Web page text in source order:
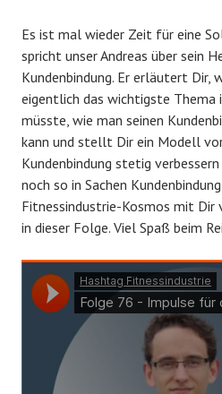
e
r
ö
f
f
e
n
t
l
i
o
n
A
B
e
c
h
l
e
r
Es ist mal wieder Zeit für eine
spricht unser Andreas über sein
Kundenbindung. Er erläutert Dir,
eigentlich das wichtigste Thema
müsste, wie man seinen
kann und stellt Dir ein Modell
Kundenbindung stetig
noch so in Sachen
Fitnessindustrie-Kosmos mit Dir
in dieser Folge. Viel Spaß beim